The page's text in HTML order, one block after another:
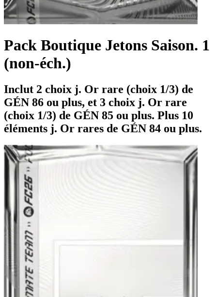
Pack Boutique Jetons Saison. 1
(non-éch.)
Inclut 2 choix j. Or rare (choix 1/3) de
GÉN 86 ou plus, et 3 choix j. Or rare
(choix 1/3) de GÉN 85 ou plus. Plus 10
éléments j. Or rares de GÉN 84 ou plus.